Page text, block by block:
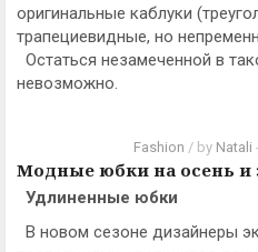
оригинальные каблуки
трапециевидные, но
Остаться незамеченной в
невозможно.
Fashion / by Natali -
Модные юбки на осень и
Удлиненные юбки
В новом сезоне дизайнеры